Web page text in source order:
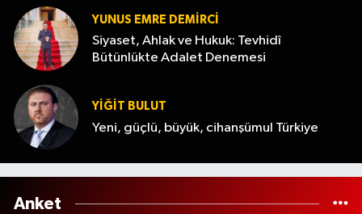
YUNUS EMRE DEMIRCI
Siyaset, Ahlak ve Hukuk: Tevhidî
Bütünlükte Adalet Denemesi
YİĞİT BULUT
Yeni, güçlü, büyük, cihanşümul Türkiye
Anket